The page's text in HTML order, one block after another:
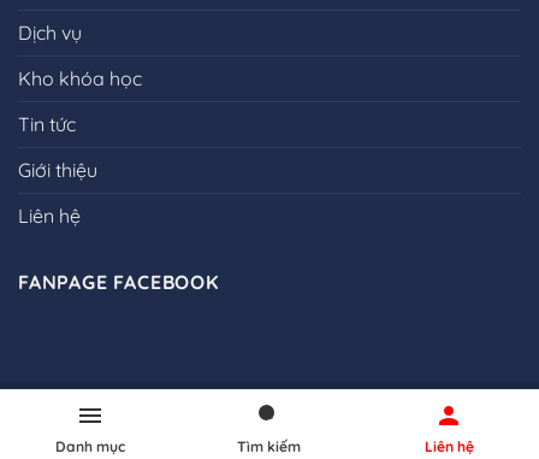
Dịch vụ
Kho khóa học
Tin tức
Giới thiệu
Liên hệ
FANPAGE FACEBOOK
Copyright 2026 ©
DỊCH VỤ QUẢNG CÁO BẤT ĐỘNG SẢN -
MUA BÁN NHÀ ĐẤT QCBDS
Danh mục Tìm kiếm Liên hệ